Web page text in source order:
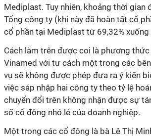
Mediplast. Tuy nhiên, khoảng thời gian
Tổng công ty (khi này đã hoàn tất cổ
cổ phần tại Mediplast từ 69,32% xuống
Cách làm trên được coi là phương
Vinamed với tư cách một trong các
vụ sẽ không được phép đưa ra ý kiến
việc sáp nhập hai công ty theo tỷ lệ
chuyển đổi trên không nhận được sự
số cổ đông nhỏ lẻ của doanh nghiệp.
Một trong các cổ đông là bà Lê Thị